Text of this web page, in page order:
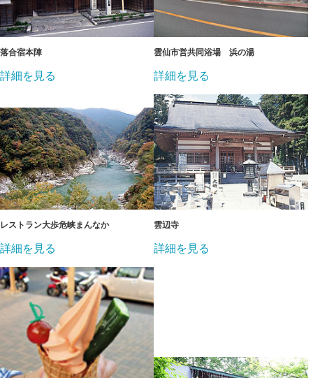
落合宿本陣
詳細を見る
雲仙市営共同浴場 浜の湯
詳細を見る
レストラン大歩危峡まんなか
詳細を見る
雲辺寺
詳細を見る